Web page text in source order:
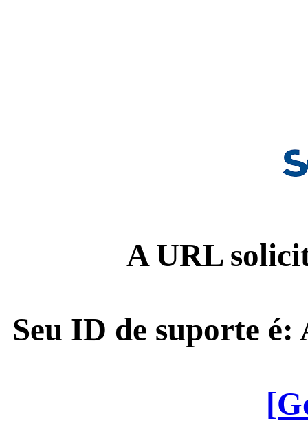
A URL
Seu ID de suporte é: